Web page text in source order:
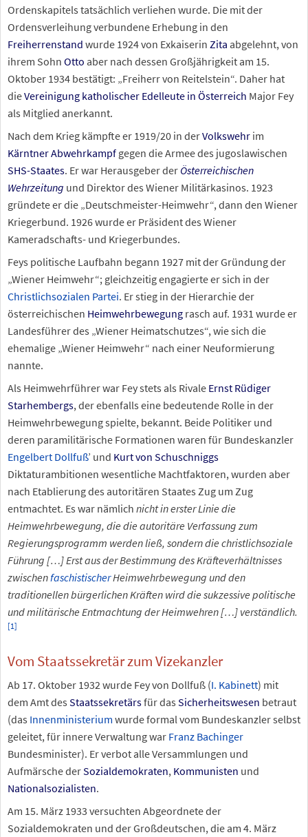
Ordenskapitels tatsächlich verliehen wurde. Die mit der
Ordensverleihung verbundene Erhebung in den
Freiherrenstand wurde 1924 von Exkaiserin Zita abgelehnt, von
ihrem Sohn Otto aber nach dessen Großjährigkeit am 15.
Oktober 1934 bestätigt: „Freiherr von Reitelstein“. Daher hat
dieVereinigung katholischer Edelleute in Österreich Major Fey
als Mitglied anerkannt.
Nach dem Krieg kämpfte er 1919/20 in derVolkswehr im
Kärntner Abwehrkampf gegen die Armee des jugoslawischen
SHS-Staates. Er war Herausgeber der Österreichischen
Wehrzeitung und Direktor des Wiener Militärkasinos. 1923
gründete er die „Deutschmeister-Heimwehr“, dann den Wiener
Kriegerbund. 1926 wurde er Präsident des Wiener
Kameradschafts- und Kriegerbundes.
Feys politische Laufbahn begann 1927 mit der Gründung der
„Wiener Heimwehr“; gleichzeitig engagierte er sich in der
Christlichsozialen Partei. Er stieg in der Hierarchie der
österreichischen Heimwehrbewegung rasch auf. 1931 wurde er
Landesführer des „Wiener Heimatschutzes“, wie sich die
ehemalige „Wiener Heimwehr“ nach einer Neuformierung
nannte.
Als Heimwehrführer war Fey stets als Rivale Ernst Rüdiger
Starhembergs, der ebenfalls eine bedeutende Rolle in der
Heimwehrbewegung spielte, bekannt. Beide Politiker und
deren paramilitärische Formationen waren für Bundeskanzler
Engelbert Dollfuß’ und Kurt von Schuschniggs
Diktaturambitionen wesentliche Machtfaktoren, wurden aber
nach Etablierung des autoritären Staates Zug um Zug
entmachtet. Es war nämlich nicht in erster Linie die
Heimwehrbewegung, die die autoritäre Verfassung zum
Regierungsprogramm werden ließ, sondern die christlichsoziale
Führung […] Erst aus der Bestimmung des Kräfteverhältnisses
zwischen faschistischerHeimwehrbewegung und den
traditionellen bürgerlichen Kräften wird die sukzessive politische
und militärische Entmachtung der Heimwehren […] verständlich.
[1]
Vom Staatssekretär zum Vizekanzler
Ab 17. Oktober 1932 wurde Fey von Dollfuß (I. Kabinett) mit
dem Amt des Staatssekretärsfür das Sicherheitswesen betraut
(das Innenministerium wurde formal vom Bundeskanzler selbst
geleitet, für innere Verwaltung war Franz Bachinger
Bundesminister). Er verbot alle Versammlungen und
Aufmärsche derSozialdemokraten, Kommunisten und
Nationalsozialisten.
Am 15. März 1933 versuchten Abgeordnete der
Sozialdemokraten und der Großdeutschen, die am 4. März